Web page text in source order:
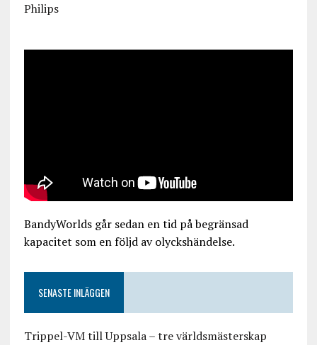
Philips
BandyWorlds går sedan en tid på begränsad
kapacitet som en följd av olyckshändelse.
SENASTE INLÄGGEN
Trippel-VM till Uppsala – tre världsmästerskap